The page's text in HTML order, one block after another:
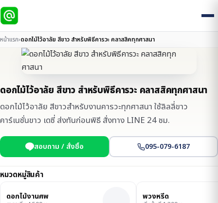
หน้าแรก›ดอกไม้ไว้อาลัย สีขาว สำหรับพิธีคารวะ คลาสสิคทุกศาสนา
ดอกไม้ไว้อาลัย สีขาว สำหรับพิธีคารวะ คลาสสิคทุกศาสนา
ดอกไม้ไว้อาลัย สีขาวสำหรับงานคารวะทุกศาสนา ใช้ลิลลี่ขาว
คาร์เนชั่นขาว เดซี่ ส่งทันก่อนพิธี สั่งทาง LINE 24 ชม.
สอบถาม / สั่งซื้อ 095-079-6187
หมวดหมู่สินค้า
ดอกไม้งานศพ
พวงหรีด